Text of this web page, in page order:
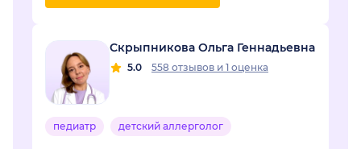
Скрыпникова Ольга Геннадьевна
5.0 558 отзывов и 1 оценка
педиатр детский аллерголог